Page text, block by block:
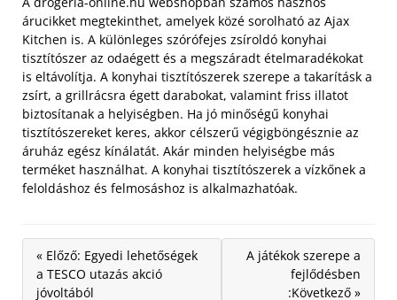
árucikket megtekinthet, amelyek közé sorolható az Ajax
Kitchen is. A különleges szórófejes zsíroldó konyhai
tisztítószer az odaégett és a megszáradt ételmaradékokat
is eltávolítja. A konyhai tisztítószerek szerepe a takarításk a
zsírt, a grillrácsra égett darabokat, valamint friss illatot
biztosítanak a helyiségben. Ha jó minőségű konyhai
tisztítószereket keres, akkor célszerű végigböngésznie az
áruház egész kínálatát. Akár minden helyiségbe más
terméket használhat. A konyhai tisztítószerek a vízkőnek a
feloldáshoz és felmosáshoz is alkalmazhatóak.
« Előző: Egyedi lehetőségek
a TESCO utazás akció
jóvoltából
A játékok szerepe a
fejlődésben
:Következő »